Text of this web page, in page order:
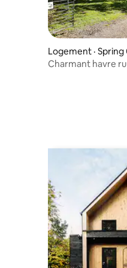
Logement ·
Charmant havre